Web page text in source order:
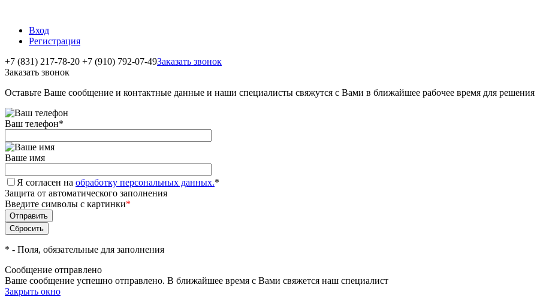
Вход
Регистрация
+7 (831) 217-78-20 +7 (910) 792-07-49Заказать звонок
Заказать звонок
Оставьте Ваше сообщение и контактные данные и наши специалисты свяжутся с Вами в ближайшее рабочее время для
Ваш телефон*
Ваше имя
Я согласен на обработку персональных данных.*
Защита от автоматического заполнения
Введите символы с картинки*
* - Поля, обязательные для заполнения
Сообщение отправлено
Ваше сообщение успешно отправлено. В ближайшее время с Вами свяжется наш специалист
Закрыть окно